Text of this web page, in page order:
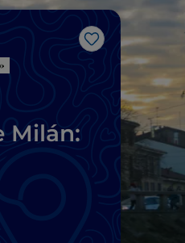
Me gusta
Milán: